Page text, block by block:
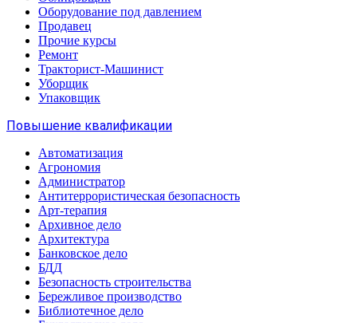
Оборудование под давлением
Продавец
Прочие курсы
Ремонт
Тракторист-Машинист
Уборщик
Упаковщик
Повышение квалификации
Автоматизация
Агрономия
Администратор
Антитеррористическая безопасность
Арт-терапия
Архивное дело
Архитектура
Банковское дело
БДД
Безопасность строительства
Бережливое производство
Библиотечное дело